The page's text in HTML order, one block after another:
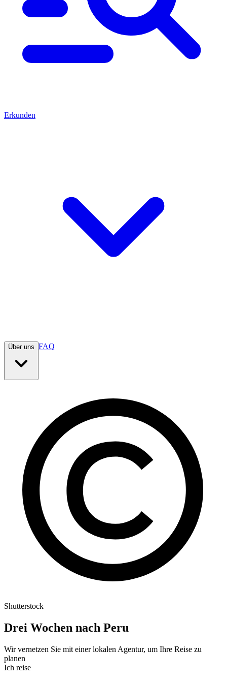
Erkunden
Über uns FAQ
Shutterstock
Drei Wochen nach Peru
Wir vernetzen Sie mit einer lokalen Agentur, um Ihre Reise zu
planen
Ich reise